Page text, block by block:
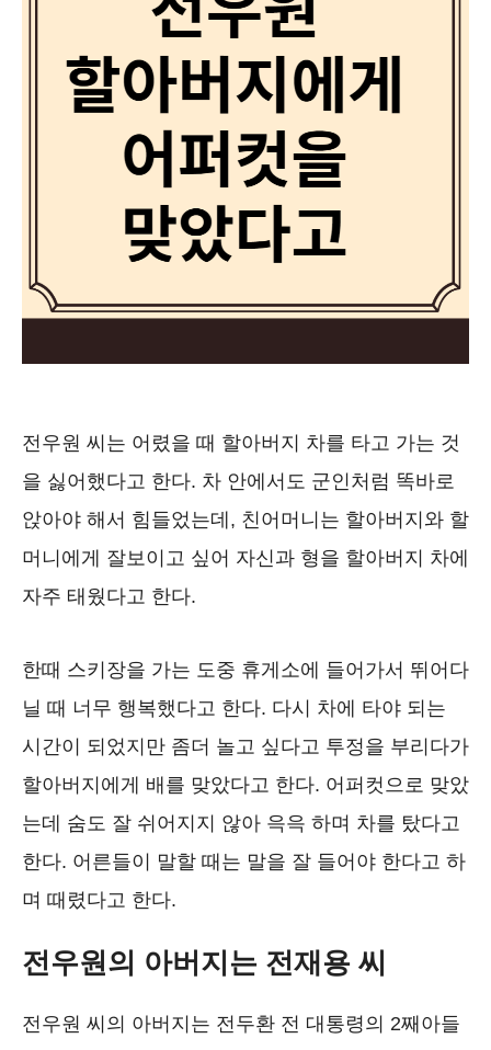
전우원 씨는 어렸을 때 할아버지 차를 타고 가는 것
을 싫어했다고 한다. 차 안에서도 군인처럼 똑바로
앉아야 해서 힘들었는데, 친어머니는 할아버지와 할
머니에게 잘보이고 싶어 자신과 형을 할아버지 차에
자주 태웠다고 한다.
한때 스키장을 가는 도중 휴게소에 들어가서 뛰어다
닐 때 너무 행복했다고 한다. 다시 차에 타야 되는
시간이 되었지만 좀더 놀고 싶다고 투정을 부리다가
할아버지에게 배를 맞았다고 한다. 어퍼컷으로 맞았
는데 숨도 잘 쉬어지지 않아 윽윽 하며 차를 탔다고
한다. 어른들이 말할 때는 말을 잘 들어야 한다고 하
며 때렸다고 한다.
전우원의 아버지는 전재용 씨
전우원 씨의 아버지는 전두환 전 대통령의 2째아들